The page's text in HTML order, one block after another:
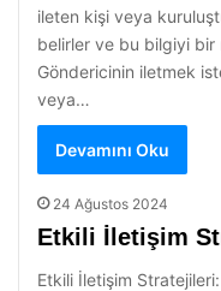
ileten kişi veya
belirler ve bu bilgiyi bir
Göndericinin iletmek
veya…
Devamını Oku
24 Ağustos 2024
Etkili İletişim
Etkili İletişim Stratejileri: